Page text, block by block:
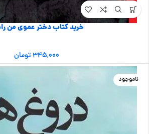
خرید کتاب دختر عموی من
۳۴۵,۰۰۰تومان
ناموجود